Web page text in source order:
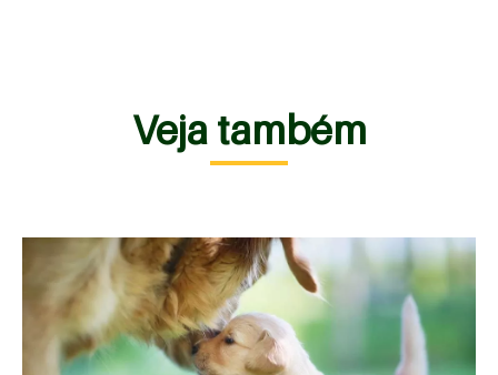
Veja também